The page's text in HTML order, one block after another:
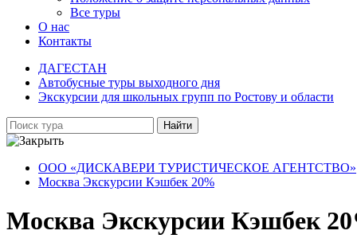
Все туры
О нас
Контакты
ДАГЕСТАН
Автобусные туры выходного дня
Экскурсии для школьных групп по Ростову и области
Найти
ООО «ДИСКАВЕРИ ТУРИСТИЧЕСКОЕ АГЕНТСТВО»
Москва Экскурсии Кэшбек 20%
Москва Экскурсии Кэшбек